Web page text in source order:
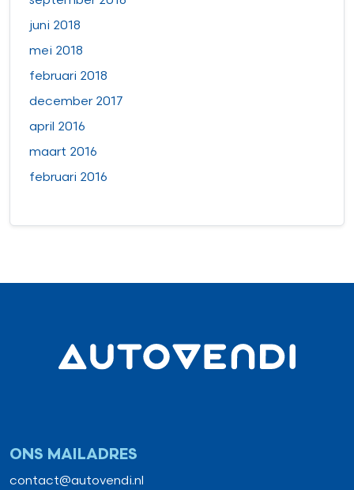
juni 2018
mei 2018
februari 2018
december 2017
april 2016
maart 2016
februari 2016
ONS MAILADRES
contact@autovendi.nl